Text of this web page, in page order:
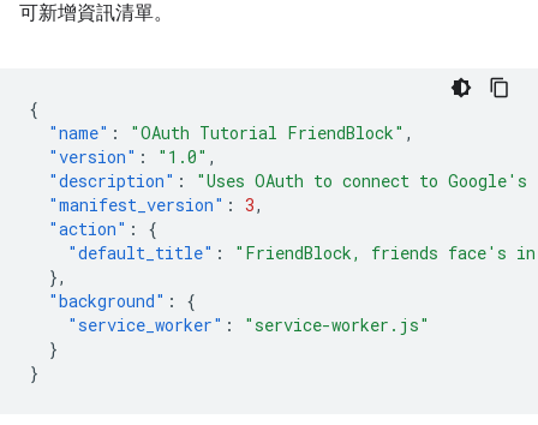
可新增資訊清單。
{
"name" : "OAuth Tutorial FriendBlock" ,
"version" : "1.0" ,
"description" :
"Uses OAuth to connect to
"manifest_version" : 3,
"action" :
{
"default_title" :
"FriendBlock, friends face's
},
"background" :
{
"service_worker" :
"service-worker.js"
}
}